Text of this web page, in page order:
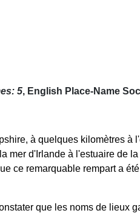
5, English Place-Name
à quelques kilomètres à
d'Irlande à l'estuaire de
ce remarquable rempart a
que les noms de lieux